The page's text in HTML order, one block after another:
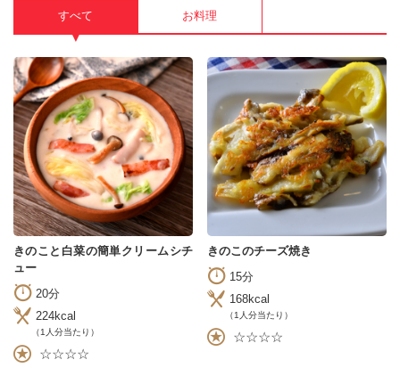
すべて
▼
お料理
きのこと白菜の簡単クリームシチ
ュー
20分
224kcal
（1人分当たり）
☆☆☆☆
きのこのチーズ焼き
15分
168kcal
（1人分当たり）
☆☆☆☆